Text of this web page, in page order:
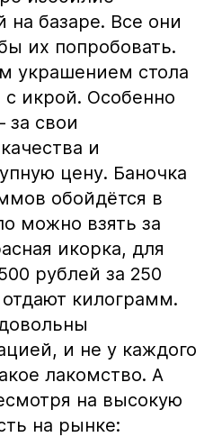
на базаре. Все они
их попробовать.
украшением стола
с икрой. Особенно
за свои
и
цену. Баночка
обойдётся в
можно взять за
икорка, для
рублей за 250
килограмм.
и не у каждого
лакомство. А
на высокую
на рынке: